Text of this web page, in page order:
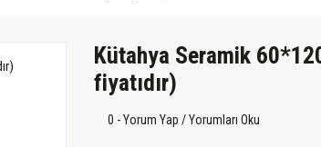
Kütahya Seramik
fiyatıdır)
0 - Yorum Yap / Yorumları Oku